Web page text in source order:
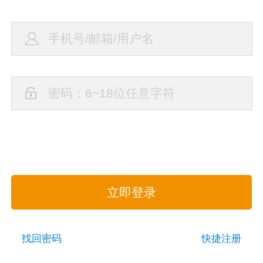
立即登录
找回密码 快捷注册